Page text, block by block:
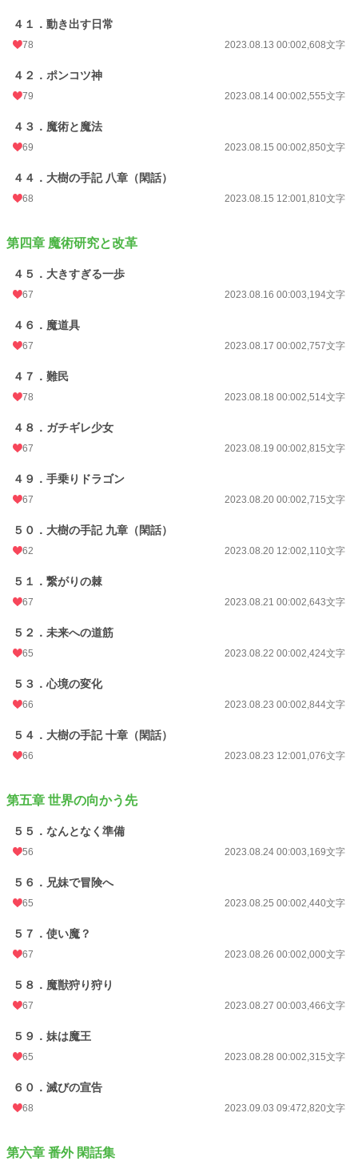
４１．動き出す日常
78 2023.08.13 00:002,608文字
４２．ポンコツ神
79 2023.08.14 00:002,555文字
４３．魔術と魔法
69 2023.08.15 00:002,850文字
４４．大樹の手記 八章（閑話）
68 2023.08.15 12:001,810文字
第四章 魔術研究と改革
４５．大きすぎる一歩
67 2023.08.16 00:003,194文字
４６．魔道具
67 2023.08.17 00:002,757文字
４７．難民
78 2023.08.18 00:002,514文字
４８．ガチギレ少女
67 2023.08.19 00:002,815文字
４９．手乗りドラゴン
67 2023.08.20 00:002,715文字
５０．大樹の手記 九章（閑話）
62 2023.08.20 12:002,110文字
５１．繋がりの棘
67 2023.08.21 00:002,643文字
５２．未来への道筋
65 2023.08.22 00:002,424文字
５３．心境の変化
66 2023.08.23 00:002,844文字
５４．大樹の手記 十章（閑話）
66 2023.08.23 12:001,076文字
第五章 世界の向かう先
５５．なんとなく準備
56 2023.08.24 00:003,169文字
５６．兄妹で冒険へ
65 2023.08.25 00:002,440文字
５７．使い魔？
67 2023.08.26 00:002,000文字
５８．魔獣狩り狩り
67 2023.08.27 00:003,466文字
５９．妹は魔王
65 2023.08.28 00:002,315文字
６０．滅びの宣告
68 2023.09.03 09:472,820文字
第六章 番外 閑話集